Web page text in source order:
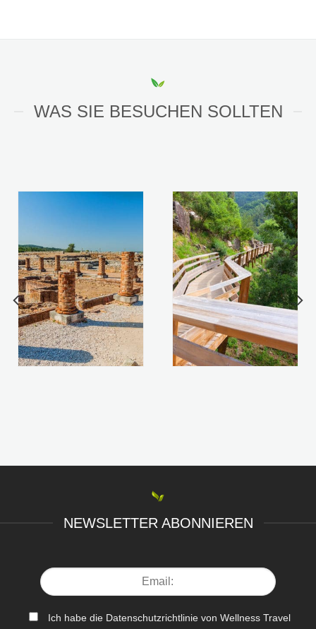
WAS SIE BESUCHEN SOLLTEN
NEWSLETTER ABONNIEREN
Ich habe die Datenschutzrichtlinie von Wellness Travel